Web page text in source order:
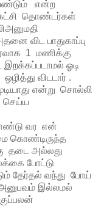
என்ற
தொண்டர்கள்
விட பாதுகாப்பு
1 மணிக்கு
ஓடி
விடடார் .
என்று சொல்லி
செய்ய
வர என்
கொண்டிருந்த
தடை அல்லது
போட்டு
தேர்தல் வந்து போய்
இல்லமல்